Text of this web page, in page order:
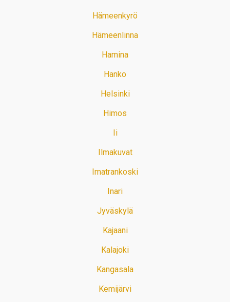
Hämeenkyrö
Hämeenlinna
Hamina
Hanko
Helsinki
Himos
Ii
Ilmakuvat
Imatrankoski
Inari
Jyväskylä
Kajaani
Kalajoki
Kangasala
Kemijärvi